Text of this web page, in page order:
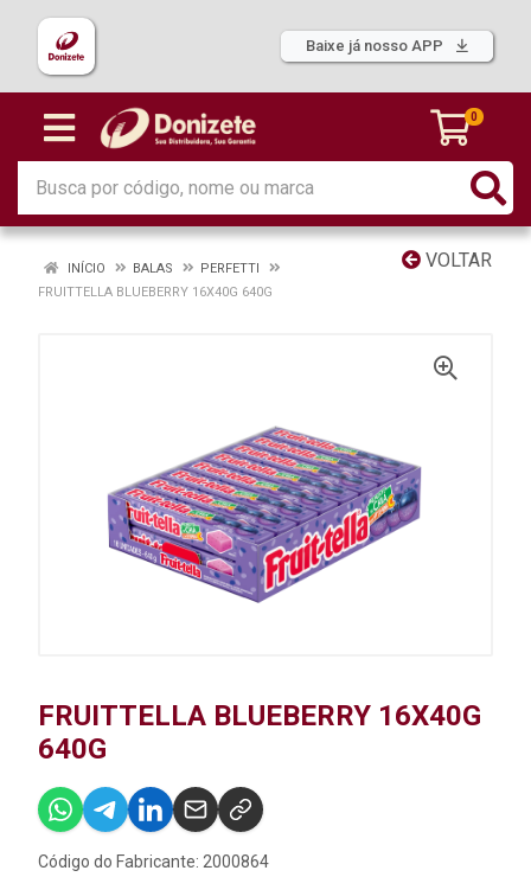
Baixe já nosso APP
0
VOLTAR
INÍCIO BALAS
PERFETTI
FRUITTELLA BLUEBERRY 16X40G 640G
FRUITTELLA BLUEBERRY 16X40G
640G
Código do Fabricante: 2000864